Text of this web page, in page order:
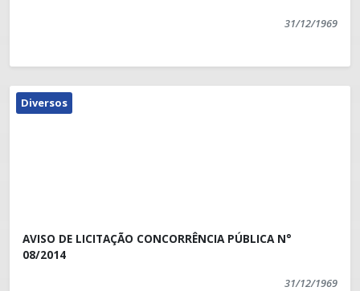
31/12/1969
Diversos
AVISO DE LICITAÇÃO CONCORRÊNCIA PÚBLICA N°
08/2014
31/12/1969